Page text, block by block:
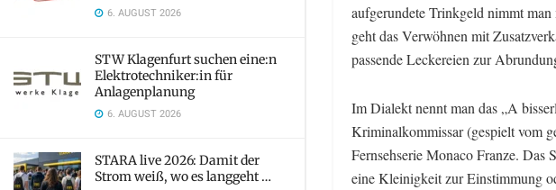
6. AUGUST 2026
STW Klagenfurt suchen eine:n
Elektrotechniker:in für
Anlagenplanung
6. AUGUST 2026
STARA live 2026: Damit der
Strom weiß, wo es langgeht …
aufgerundete Trinkgeld nimmt
geht das Verwöhnen mit
passende Leckereien zur
Im Dialekt nennt man das „A
Kriminalkommissar (gespielt vom
Fernsehserie Monaco Franze.
eine Kleinigkeit zur Einstimmung